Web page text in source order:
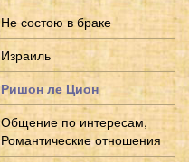
Не состою в браке
Израиль
Ришон ле Цион
Общение по интересам,
Романтические отношения